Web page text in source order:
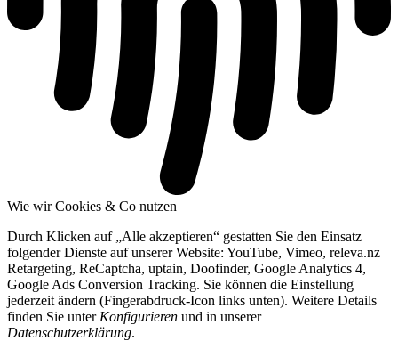
Wie wir Cookies & Co nutzen
Durch Klicken auf „Alle akzeptieren“ gestatten Sie den Einsatz
folgender Dienste auf unserer Website: YouTube, Vimeo, releva.nz
Retargeting, ReCaptcha, uptain, Doofinder, Google Analytics 4,
Google Ads Conversion Tracking. Sie können die Einstellung
jederzeit ändern (Fingerabdruck-Icon links unten). Weitere Details
finden Sie unter Konfigurieren und in unserer
Datenschutzerklärung.